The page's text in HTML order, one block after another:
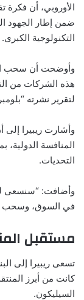
الأوروبي، أن
ضمن إطار الجهود
التكنولوجية الكبرى.
وأوضحت أن سحب
هذه الشركات من
لتقرير نشرته
وأشارت ريبيرا إلى
المنافسة الدولية،
التحديات.
وأضافت: “سنسعى
في السوق، وسحب
مستقبل
تسعى ريبيرا إلى
كانت من أبرز
السيليكون.